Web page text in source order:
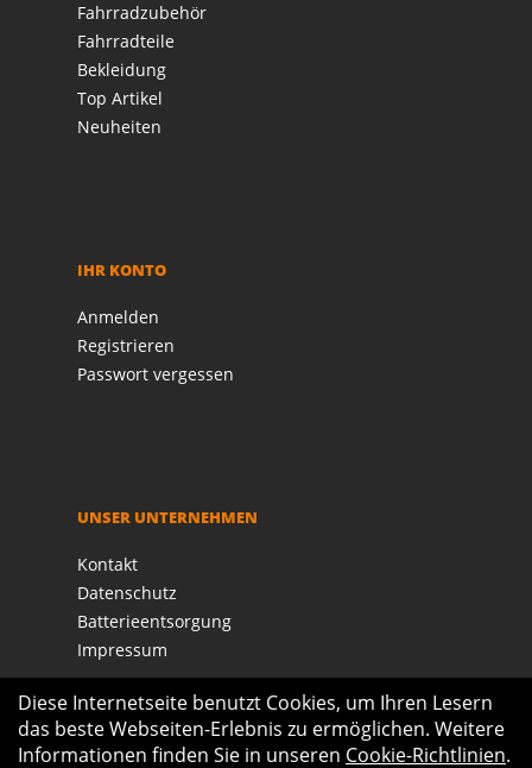
Fahrradzubehör
Fahrradteile
Bekleidung
Top Artikel
Neuheiten
IHR KONTO
Anmelden
Registrieren
Passwort vergessen
UNSER UNTERNEHMEN
Kontakt
Datenschutz
Batterieentsorgung
Impressum
Diese Internetseite benutzt Cookies, um Ihren Lesern
das beste Webseiten-Erlebnis zu ermöglichen. Weitere
Informationen finden Sie in unseren Cookie-Richtlinien.